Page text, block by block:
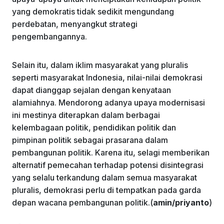
yang demokratis tidak sedikit mengundang
perdebatan, menyangkut strategi
pengembangannya.
Selain itu, dalam iklim masyarakat yang pluralis
seperti masyarakat Indonesia, nilai-nilai demokrasi
dapat dianggap sejalan dengan kenyataan
alamiahnya. Mendorong adanya upaya modernisasi
ini mestinya diterapkan dalam berbagai
kelembagaan politik, pendidikan politik dan
pimpinan politik sebagai prasarana dalam
pembangunan politik. Karena itu, selagi memberikan
alternatif pemecahan terhadap potensi disintegrasi
yang selalu terkandung dalam semua masyarakat
pluralis, demokrasi perlu di tempatkan pada garda
depan wacana pembangunan politik.(amin/priyanto)